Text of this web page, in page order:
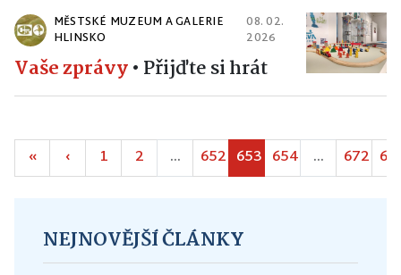
MĚSTSKÉ MUZEUM A GALERIE
HLINSKO
08. 02.
2026
Vaše zprávy• Přijďte si hrát
« ‹ 1 2 ... 652 653 654 ... 672
NEJNOVĚJŠÍ ČLÁNKY